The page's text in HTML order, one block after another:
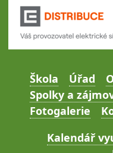
Škola Úřad
Spolky a
Fotogalerie
Kalendář